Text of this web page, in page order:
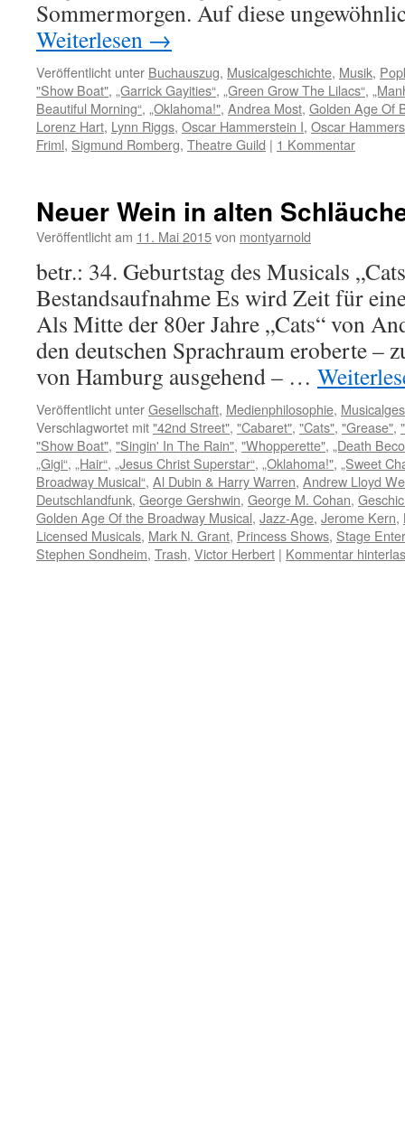
Sommermorgen. Auf diese
Weiterlesen →
Veröffentlicht unter Buchauszug, Musicalgeschichte, Musik,
"Show Boat", „Garrick Gayities“, „Green Grow The Lilacs“,
Beautiful Morning“, „Oklahoma!", Andrea Most, Golden Age Of
Lorenz Hart, Lynn Riggs, Oscar Hammerstein I, Oscar
Friml, Sigmund Romberg, Theatre Guild | 1 Kommentar
Neuer Wein in alten
Veröffentlicht am 11. Mai 2015von montyarnold
betr.: 34. Geburtstag des Musicals
Bestandsaufnahme Es wird Zeit für
Als Mitte der 80er Jahre „Cats“ von
den deutschen Sprachraum eroberte –
von Hamburg ausgehend – …
Veröffentlicht unterGesellschaft, Medienphilosophie,
Verschlagwortet mit"42nd Street", "Cabaret", "Cats", "Grease",
"Show Boat", "Singin' In The Rain", "Whopperette", „Death
„Gigi“, „Hair“, „Jesus Christ Superstar“, „Oklahoma!", „Sweet
Broadway Musical“, Al Dubin & Harry Warren, Andrew Lloyd
Deutschlandfunk, George Gershwin, George M. Cohan,
Golden Age Of the Broadway Musical, Jazz-Age, Jerome Kern,
Licensed Musicals, Mark N. Grant, Princess Shows, Stage
Stephen Sondheim, Trash, Victor Herbert | Kommentar